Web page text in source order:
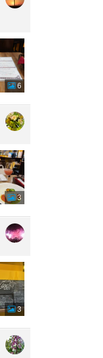
6
3
3